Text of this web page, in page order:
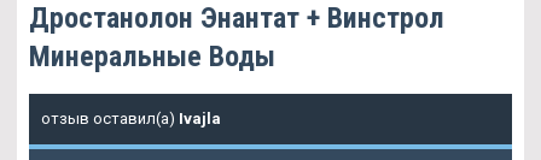
Дростанолон Энантат + Винстрол
Минеральные Воды
отзыв оставил(а) Ivajla